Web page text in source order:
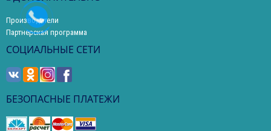
Производители
Партнерская программа
СОЦИАЛЬНЫЕ СЕТИ
БЕЗОПАСНЫЕ ПЛАТЕЖИ